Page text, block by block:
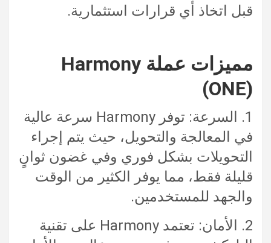
قبل اتخاذ أي قرارات استثمارية.
مميزات عملة Harmony
(ONE)
1. السرعة: توفر Harmony سرعة عالية
في المعالجة والتحويل، حيث يتم إجراء
التحويلات بشكل فوري وفي غضون ثوانٍ
قليلة فقط، مما يوفر الكثير من الوقت
والجهد للمستخدمين.
2. الأمان: تعتمد Harmony على تقنية